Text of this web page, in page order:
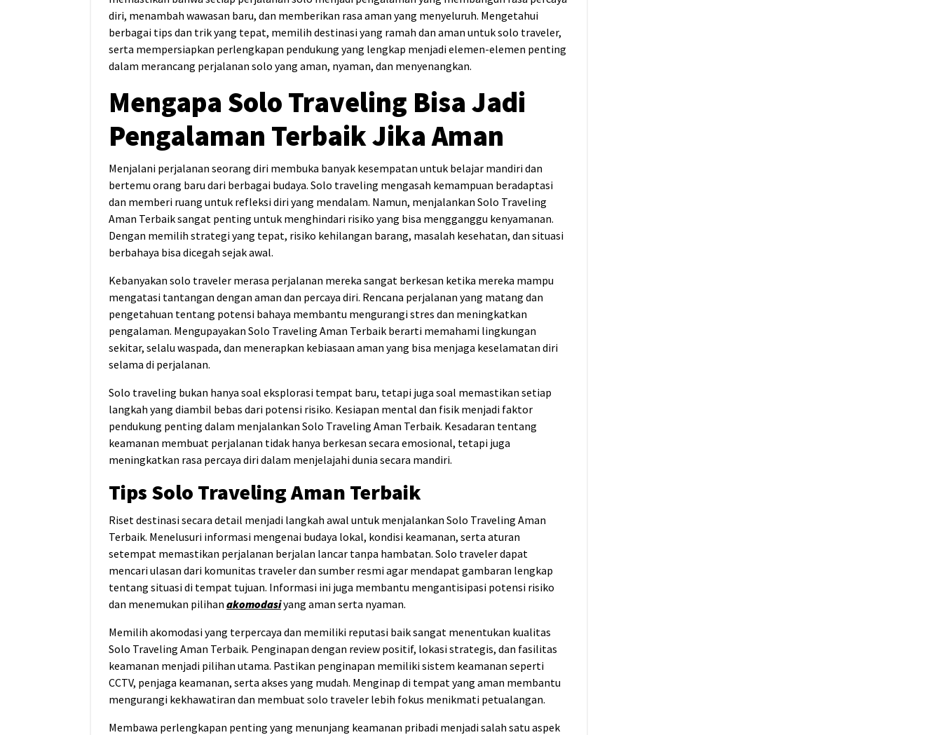
diri, menambah wawasan baru, dan memberikan rasa aman yang menyeluruh. Mengetahui
berbagai tips dan trik yang tepat, memilih destinasi yang ramah dan aman untuk solo traveler,
serta mempersiapkan perlengkapan pendukung yang lengkap menjadi elemen-elemen penting
dalam merancang perjalanan solo yang aman, nyaman, dan menyenangkan.
Mengapa Solo Traveling Bisa Jadi
Pengalaman Terbaik Jika Aman
Menjalani perjalanan seorang diri membuka banyak kesempatan untuk belajar mandiri dan
bertemu orang baru dari berbagai budaya. Solo traveling mengasah kemampuan beradaptasi
dan memberi ruang untuk refleksi diri yang mendalam. Namun, menjalankan Solo Traveling
Aman Terbaik sangat penting untuk menghindari risiko yang bisa mengganggu kenyamanan.
Dengan memilih strategi yang tepat, risiko kehilangan barang, masalah kesehatan, dan situasi
berbahaya bisa dicegah sejak awal.
Kebanyakan solo traveler merasa perjalanan mereka sangat berkesan ketika mereka mampu
mengatasi tantangan dengan aman dan percaya diri. Rencana perjalanan yang matang dan
pengetahuan tentang potensi bahaya membantu mengurangi stres dan meningkatkan
pengalaman. Mengupayakan Solo Traveling Aman Terbaik berarti memahami lingkungan
sekitar, selalu waspada, dan menerapkan kebiasaan aman yang bisa menjaga keselamatan diri
selama di perjalanan.
Solo traveling bukan hanya soal eksplorasi tempat baru, tetapi juga soal memastikan setiap
langkah yang diambil bebas dari potensi risiko. Kesiapan mental dan fisik menjadi faktor
pendukung penting dalam menjalankan Solo Traveling Aman Terbaik. Kesadaran tentang
keamanan membuat perjalanan tidak hanya berkesan secara emosional, tetapi juga
meningkatkan rasa percaya diri dalam menjelajahi dunia secara mandiri.
Tips Solo Traveling Aman Terbaik
Riset destinasi secara detail menjadi langkah awal untuk menjalankan Solo Traveling Aman
Terbaik. Menelusuri informasi mengenai budaya lokal, kondisi keamanan, serta aturan
setempat memastikan perjalanan berjalan lancar tanpa hambatan. Solo traveler dapat
mencari ulasan dari komunitas traveler dan sumber resmi agar mendapat gambaran lengkap
tentang situasi di tempat tujuan. Informasi ini juga membantu mengantisipasi potensi risiko
dan menemukan pilihan akomodasiyang aman serta nyaman.
Memilih akomodasi yang terpercaya dan memiliki reputasi baik sangat menentukan kualitas
Solo Traveling Aman Terbaik. Penginapan dengan review positif, lokasi strategis, dan fasilitas
keamanan menjadi pilihan utama. Pastikan penginapan memiliki sistem keamanan seperti
CCTV, penjaga keamanan, serta akses yang mudah. Menginap di tempat yang aman membantu
mengurangi kekhawatiran dan membuat solo traveler lebih fokus menikmati petualangan.
Membawa perlengkapan penting yang menunjang keamanan pribadi menjadi salah satu aspek